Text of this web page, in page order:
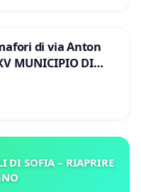
di via Anton
MUNICIPIO DI
DI SOFIA – RIAPRIRE